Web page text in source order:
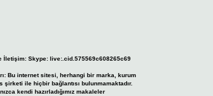
İletişim: Skype: live:.cid.575569c608265c69
Bu internet sitesi, herhangi bir marka, kurum
şirketi ile hiçbir bağlantısı bulunmamaktadır.
kendi hazırladığımız makaleler